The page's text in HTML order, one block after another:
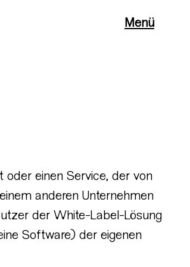
Menü
einen Service, der von
anderen Unternehmen
der White-Label-Lösung
Software) der eigenen